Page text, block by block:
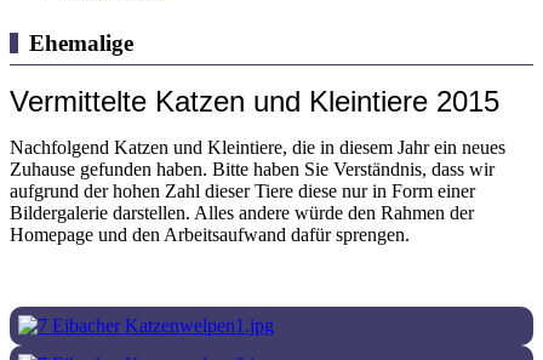
Ehemalige
Vermittelte Katzen und Kleintiere 2015
Nachfolgend Katzen und Kleintiere, die in diesem Jahr ein neues
Zuhause gefunden haben. Bitte haben Sie Verständnis, dass wir
aufgrund der hohen Zahl dieser Tiere diese nur in Form einer
Bildergalerie darstellen. Alles andere würde den Rahmen der
Homepage und den Arbeitsaufwand dafür sprengen.